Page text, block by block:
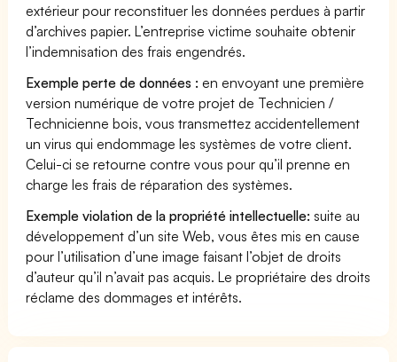
extérieur pour reconstituer les données perdues à partir
d’archives papier. L’entreprise victime souhaite obtenir
l’indemnisation des frais engendrés.
Exemple perte de données : en envoyant une première
version numérique de votre projet de Technicien /
Technicienne bois, vous transmettez accidentellement
un virus qui endommage les systèmes de votre client.
Celui-ci se retourne contre vous pour qu’il prenne en
charge les frais de réparation des systèmes.
Exemple violation de la propriété intellectuelle: suite au
développement d’un site Web, vous êtes mis en cause
pour l’utilisation d’une image faisant l’objet de droits
d’auteur qu’il n’avait pas acquis. Le propriétaire des droits
réclame des dommages et intérêts.